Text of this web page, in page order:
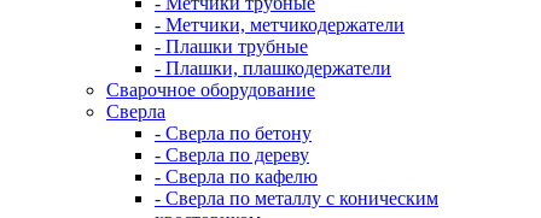
- Метчики, метчикодержатели
- Плашки трубные
- Плашки, плашкодержатели
Сварочное оборудование
Сверла
- Сверла по бетону
- Сверла по дереву
- Сверла по кафелю
- Сверла по металлу с коническим